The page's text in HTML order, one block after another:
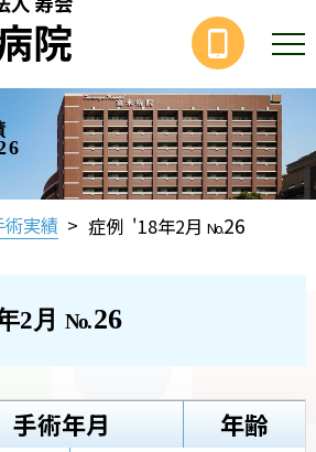
実績 > 症例 '18年2月 No.26
2月 No.26
手術年月
年齢